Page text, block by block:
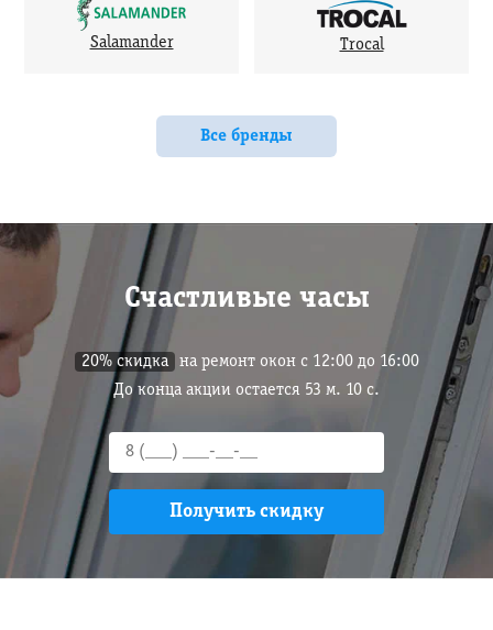
Salamander Trocal
Все бренды
Счастливые часы
20% скидка
на ремонт окон с 12:00 до 16:00
До конца акции остается53 м.9с.